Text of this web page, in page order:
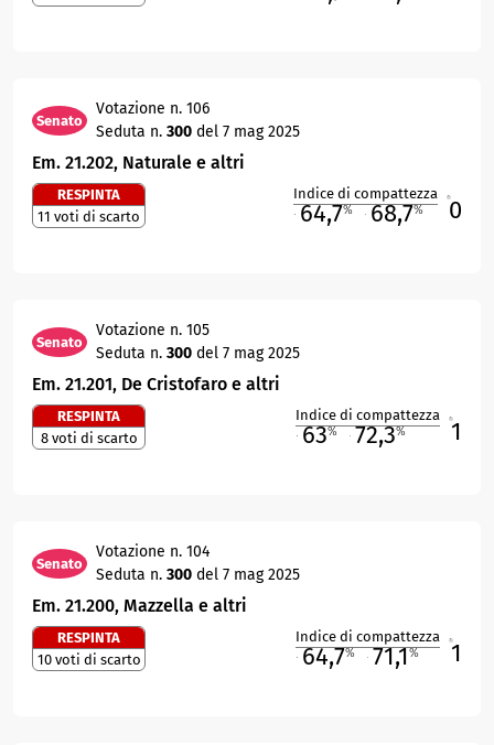
Senato
Votazione n. 106
Seduta n. 300 del 7 mag 2025
Em. 21.202, Naturale e altri
RESPINTA
11 voti di scarto
Indice di compattezza
64,7% 68,7% 0
Senato
Votazione n. 105
Seduta n. 300 del 7 mag 2025
Em. 21.201, De Cristofaro e altri
RESPINTA
8 voti di scarto
Indice di compattezza
63% 72,3% 1
Senato
Votazione n. 104
Seduta n. 300 del 7 mag 2025
Em. 21.200, Mazzella e altri
RESPINTA
10 voti di scarto
Indice di compattezza
64,7% 71,1% 1